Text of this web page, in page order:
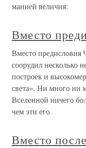
манией величия:
Вместо
Вместо предисловия
соорудил несколько
построек и
света». Ни много ни
Вселенной ничего
чем эти его
Вместо